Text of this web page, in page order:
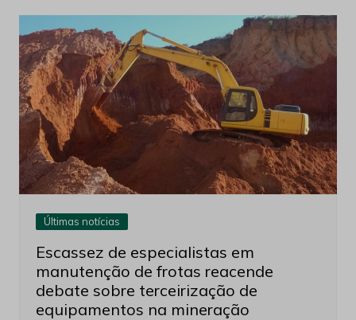
Últimas notícias
Escassez de especialistas em
manutenção de frotas reacende
debate sobre terceirização de
equipamentos na mineração